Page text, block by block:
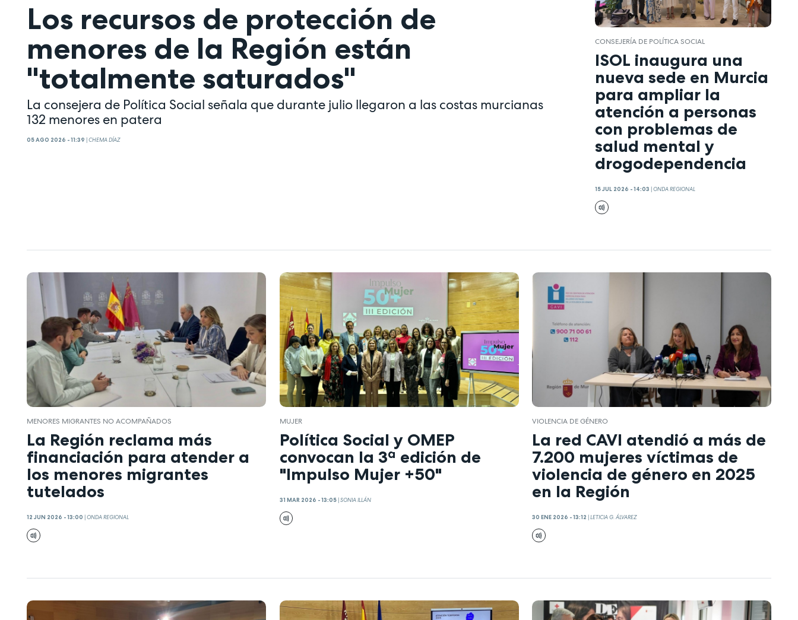
Los recursos de protección de
menores de la Región están
"totalmente saturados"
La consejera de Política Social señala que durante julio llegaron a las costas murcianas
132 menores en patera
05 AGO 2026 - 11:39 CHEMA DÍAZ
CONSEJERÍA DE POLÍTICA SOCIAL
ISOL inaugura una
nueva sede en Murcia
para ampliar la
atención a personas
con problemas de
salud mental y
drogodependencia
15 JUL 2026 - 14:03 |ONDA REGIONAL
MENORES MIGRANTES NO ACOMPAÑADOS
La Región reclama más
financiación para atender a
los menores migrantes
tutelados
12 JUN 2026 - 13:00 |ONDA REGIONAL
MUJER
Política Social y OMEP
convocan la 3ª edición de
"Impulso Mujer +50"
31 MAR 2026 - 13:05|SONIA ILLÁN
VIOLENCIA DE GÉNERO
La red CAVI atendió a más de
7.200 mujeres víctimas de
violencia de género en 2025
en la Región
30 ENE 2026 - 13:12 |LETICIA G. ÁLVAREZ